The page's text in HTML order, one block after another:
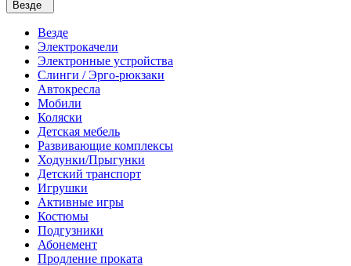
Везде
Везде
Электрокачели
Электронные устройства
Слинги / Эрго-рюкзаки
Автокресла
Мобили
Коляски
Детская мебель
Развивающие комплексы
Ходунки/Прыгунки
Детский транспорт
Игрушки
Активные игры
Костюмы
Подгузники
Абонемент
Продление проката